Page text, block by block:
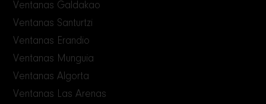
Ventanas Galdakao
Ventanas Santurtzi
Ventanas Erandio
Ventanas Munguia
Ventanas Algorta
Ventanas Las Arenas